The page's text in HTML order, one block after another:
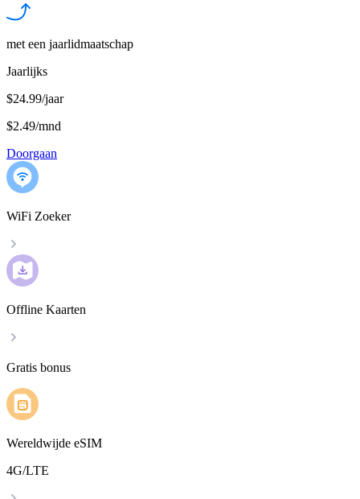
met een jaarlidmaatschap
Jaarlijks
$24.99/jaar
$2.49/mnd
Doorgaan
WiFi Zoeker
Offline Kaarten
Gratis bonus
Wereldwijde eSIM
4G/LTE